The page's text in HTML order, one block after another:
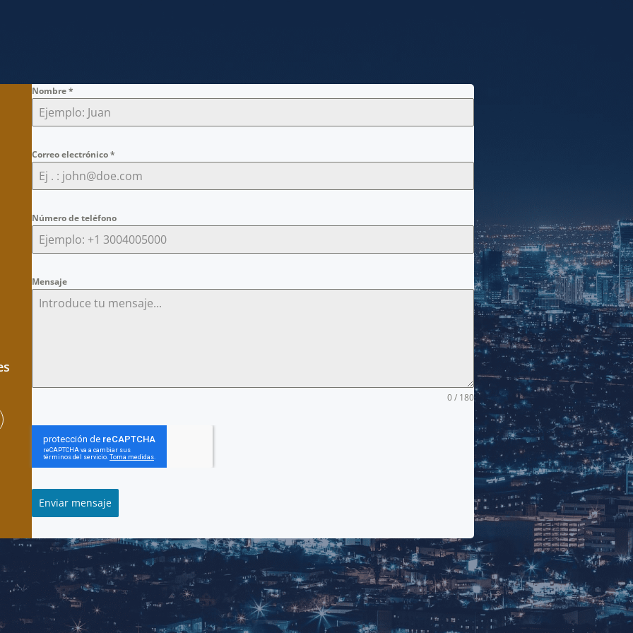
Nombre*
Correo electrónico*
Número de teléfono
Mensaje
0 / 180
Enviar mensaje